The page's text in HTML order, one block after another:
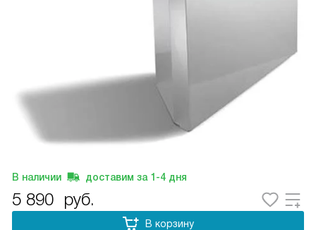
В наличии доставим за 1-4 дня
5 890 руб.
В корзину